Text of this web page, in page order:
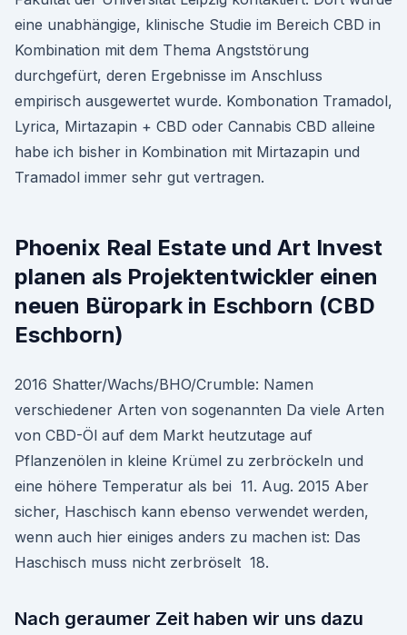
eine unabhängige, klinische Studie im Bereich CBD in
Kombination mit dem Thema Angststörung
durchgefürt, deren Ergebnisse im Anschluss
empirisch ausgewertet wurde. Kombonation Tramadol,
Lyrica, Mirtazapin + CBD oder Cannabis CBD alleine
habe ich bisher in Kombination mit Mirtazapin und
Tramadol immer sehr gut vertragen.
Phoenix Real Estate und Art Invest
planen als Projektentwickler einen
neuen Büropark in Eschborn (CBD
Eschborn)
2016 Shatter/Wachs/BHO/Crumble: Namen
verschiedener Arten von sogenannten Da viele Arten
von CBD-Öl auf dem Markt heutzutage auf
Pflanzenölen in kleine Krümel zu zerbröckeln und
eine höhere Temperatur als bei 11. Aug. 2015 Aber
sicher, Haschisch kann ebenso verwendet werden,
wenn auch hier einiges anders zu machen ist: Das
Haschisch muss nicht zerbröselt 18.
Nach geraumer Zeit haben wir uns dazu